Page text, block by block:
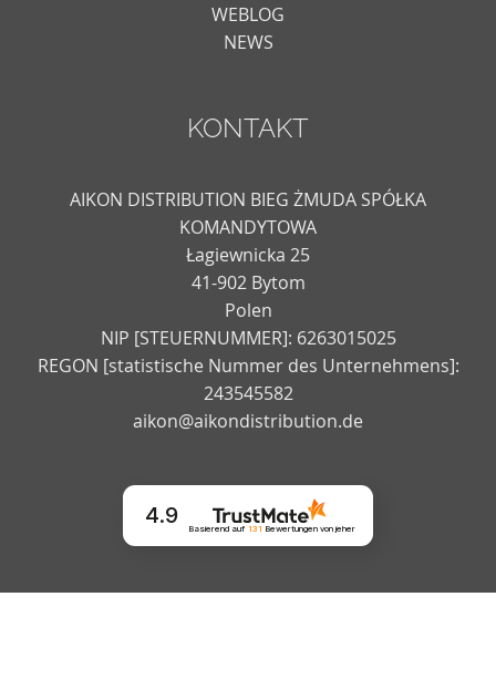
WEBLOG
NEWS
KONTAKT
AIKON DISTRIBUTION BIEG ŻMUDA SPÓŁKA
KOMANDYTOWA
Łagiewnicka 25
41-902 Bytom
Polen
NIP [STEUERNUMMER]: 6263015025
REGON [statistische Nummer des Unternehmens]:
243545582
aikon@aikondistribution.de
4.9
Basierend auf 131 Bewertungenvon jeher